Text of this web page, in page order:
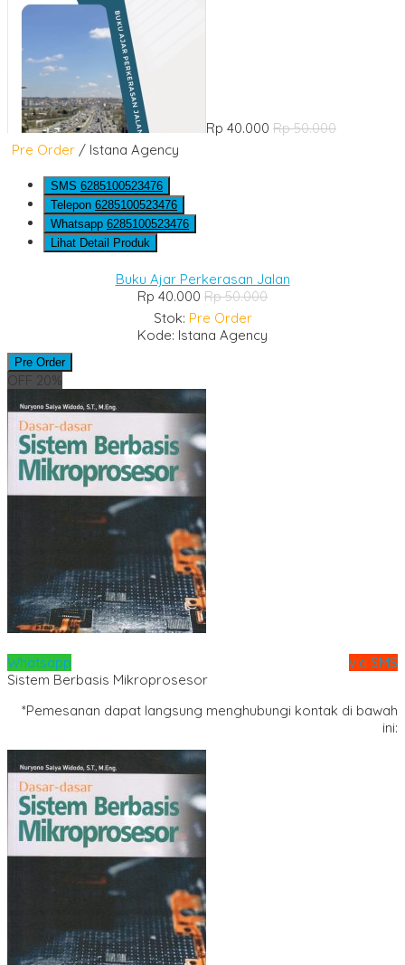
Rp 40.000 Rp 50.000
Pre Order / Istana Agency
SMS 6285100523476
Telepon 6285100523476
Whatsapp 6285100523476
Lihat Detail Produk
Buku Ajar Perkerasan Jalan
Rp 40.000 Rp 50.000
Stok: Pre Order
Kode: Istana Agency
Pre Order
OFF 20%
Whatsapp
via SMS
Sistem Berbasis Mikroprosesor
*Pemesanan dapat langsung menghubungi kontak di bawah
ini: